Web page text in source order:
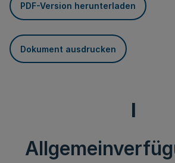
PDF-Version herunterladen
Dokument ausdrucken
I